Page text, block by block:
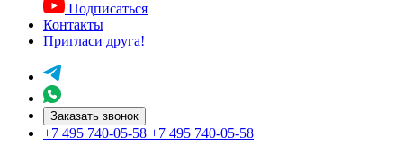
Подписаться
Контакты
Пригласи друга!
Заказать звонок
+7 495 740-05-58 +7 495 740-05-58